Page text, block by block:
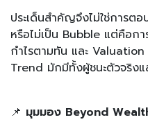
ประเด็นสำคัญจึงไม่ใช่การต
หรือไม่เป็น Bubble แต่คือก
กำไรตามทัน และ
Trend มักมีทั้งผู้ชนะตัวจริงแ
📌 มุมมอง Beyond